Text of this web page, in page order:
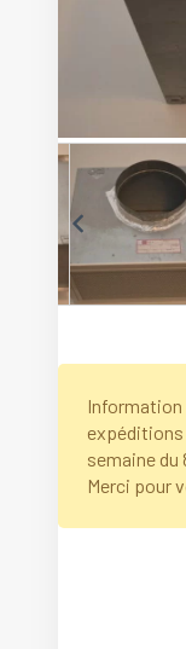
Information
expéditions
semaine du
Merci pour